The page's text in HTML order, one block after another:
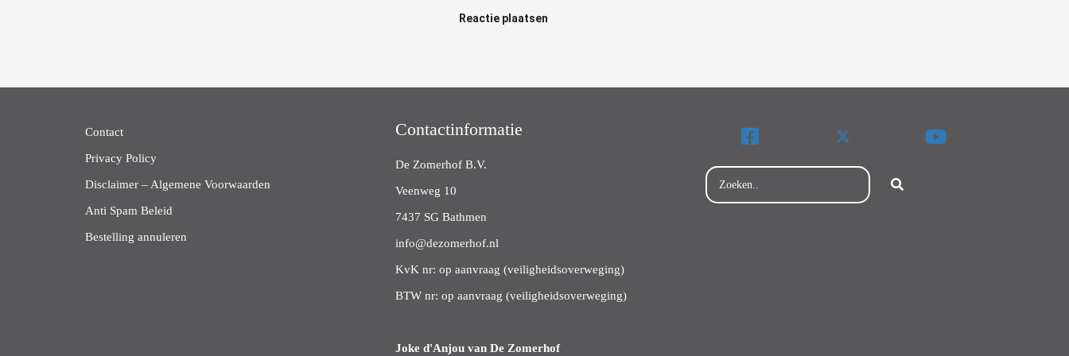
Reactie plaatsen
Contact
Privacy Policy
Disclaimer – Algemene Voorwaarden
Anti Spam Beleid
Bestelling annuleren
Contactinformatie
De Zomerhof B.V.
Veenweg 10
7437 SG Bathmen
info@dezomerhof.nl
KvK nr: op aanvraag (veiligheidsoverweging)
BTW nr: op aanvraag (veiligheidsoverweging)
Joke d'Anjou van De Zomerhof